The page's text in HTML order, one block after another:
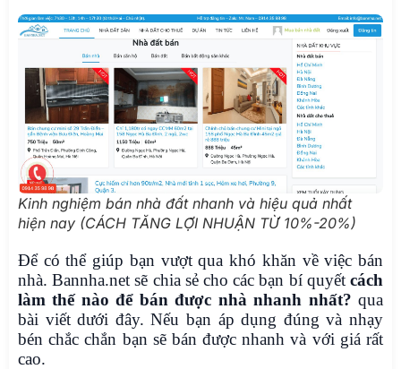
Kinh nghiệm bán nhà đất nhanh và hiệu quả nhất
hiện nay (CÁCH TĂNG LỢI NHUẬN TỪ 10%-20%)
Để có thể giúp bạn vượt qua khó khăn về việc bán
nhà. Bannha.net sẽ chia sẻ cho các bạn bí quyết cách
làm thế nào để bán được nhà nhanh nhất? qua
bài viết dưới đây. Nếu bạn áp dụng đúng và nhạy
bén chắc chắn bạn sẽ bán được nhanh và với giá rất
cao.